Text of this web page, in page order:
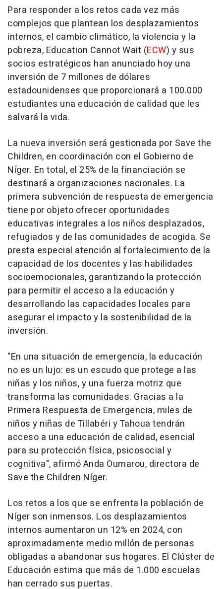
Para responder a los retos cada vez más
complejos que plantean los desplazamientos
internos, el cambio climático, la violencia y la
pobreza, Education Cannot Wait (ECW) y sus
socios estratégicos han anunciado hoy una
inversión de 7 millones de dólares
estadounidenses que proporcionará a 100.000
estudiantes una educación de calidad que les
salvará la vida.
La nueva inversión será gestionada por Save the
Children, en coordinación con el Gobierno de
Níger. En total, el 25% de la financiación se
destinará a organizaciones nacionales. La
primera subvención de respuesta de emergencia
tiene por objeto ofrecer oportunidades
educativas integrales a los niños desplazados,
refugiados y de las comunidades de acogida. Se
presta especial atención al fortalecimiento de la
capacidad de los docentes y las habilidades
socioemocionales, garantizando la protección
para permitir el acceso a la educación y
desarrollando las capacidades locales para
asegurar el impacto y la sostenibilidad de la
inversión.
"En una situación de emergencia, la educación
no es un lujo: es un escudo que protege a las
niñas y los niños, y una fuerza motriz que
transforma las comunidades. Gracias a la
Primera Respuesta de Emergencia, miles de
niños y niñas de Tillabéri y Tahoua tendrán
acceso a una educación de calidad, esencial
para su protección física, psicosocial y
cognitiva", afirmóAnda Oumarou, directora de
Save the Children Níger.
Los retos a los que se enfrenta la población de
Níger son inmensos. Los desplazamientos
internos aumentaron un 12% en 2024, con
aproximadamente medio millón de personas
obligadas a abandonar sus hogares. El Clúster de
Educación estima que más de 1.000 escuelas
han cerrado sus puertas.